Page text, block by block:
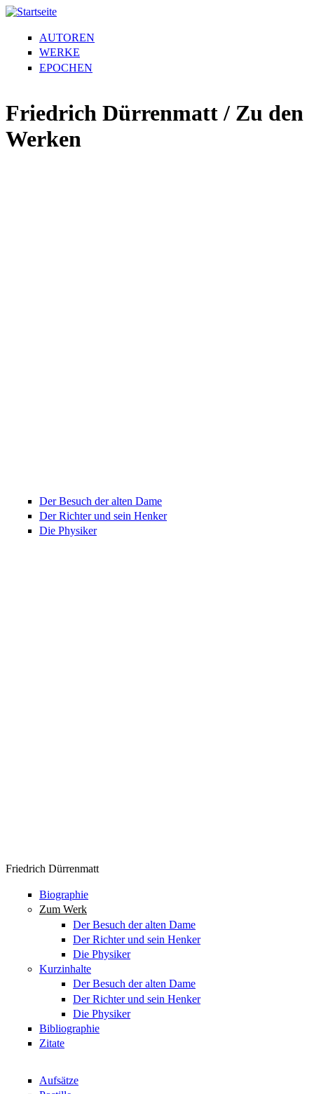
AUTOREN
WERKE
EPOCHEN
Friedrich Dürrenmatt / Zu den
Werken
Der Besuch der alten Dame
Der Richter und sein Henker
Die Physiker
Friedrich Dürrenmatt
Biographie
Zum Werk
Der Besuch der alten Dame
Der Richter und sein Henker
Die Physiker
Kurzinhalte
Der Besuch der alten Dame
Der Richter und sein Henker
Die Physiker
Bibliographie
Zitate
Aufsätze